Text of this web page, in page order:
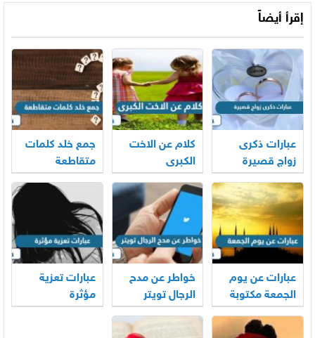
إقرأ أيضاً
عبارات ذكرى
زواج قصيرة
كلام عن الاخت
الكبرى
جمع خلد كلمات
متقاطعة
عبارات عن يوم
الجمعة مكتوبة
خواطر عن مدح
الرجال تويتر
عبارات تعزية
مؤثرة